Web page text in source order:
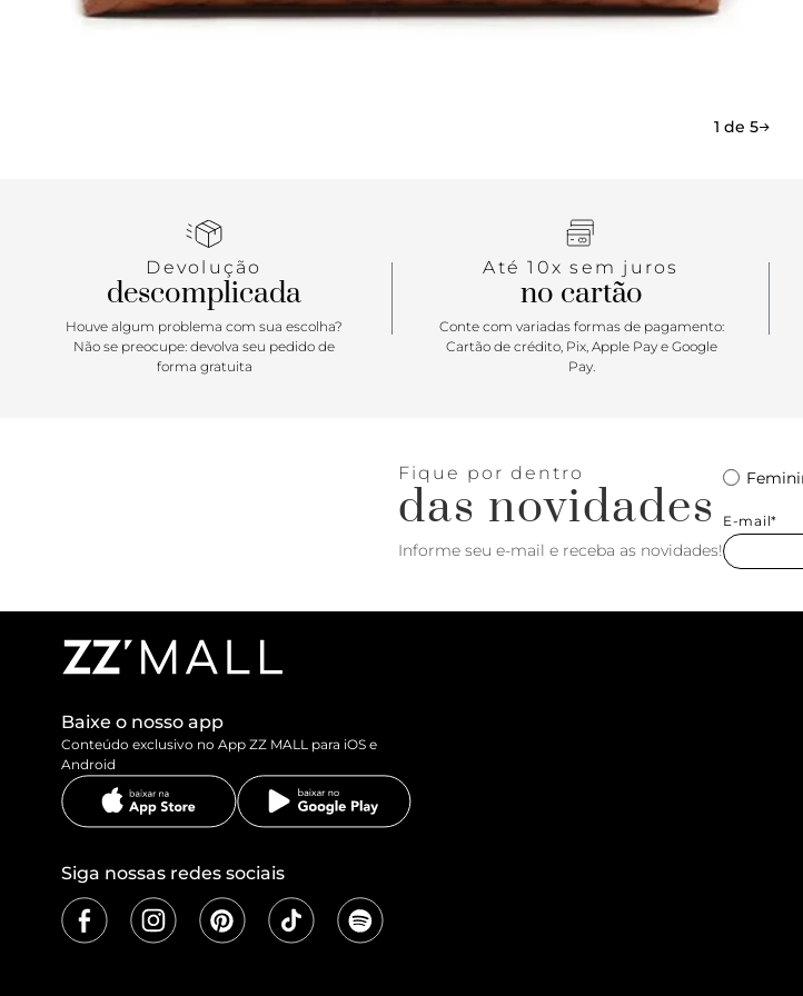
1 de 5
Devolução
descomplicada
Houve algum problema com sua escolha?
Não se preocupe: devolva seu pedido de
forma gratuita
Até 10x sem juros
no cartão
Conte com variadas formas de pagamento:
Cartão de crédito, Pix, Apple Pay e Google
Pay.
Fique por dentro
das novidades
Informe seu e-mail e receba as novidades!
E-mail*
Baixe o nosso app
Conteúdo exclusivo no App ZZ MALL para iOS e
Android
Siga nossas redes sociais